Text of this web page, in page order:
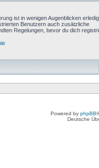
ist in wenigen Augenblicken
Benutzern auch zusätzliche
Regelungen, bevor du dich
Powered by phpBB
Deutsche